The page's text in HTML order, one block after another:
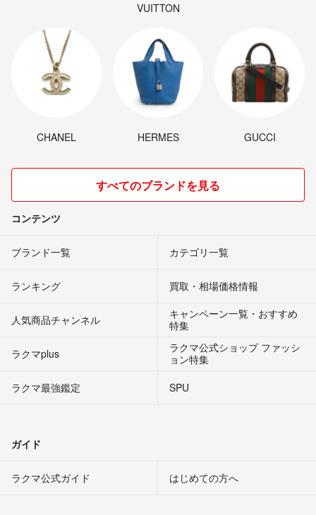
VUITTON
CHANEL HERMES GUCCI
すべてのブランドを見る
コンテンツ
ブランド一覧 カテゴリ一覧
ランキング 買取・相場価格情報
人気商品チャンネル
キャンペーン一覧・おすすめ
特集
ラクマplus
ラクマ公式ショップ ファッシ
ョン特集
ラクマ最強鑑定
SPU
ガイド
ラクマ公式ガイド はじめての方へ